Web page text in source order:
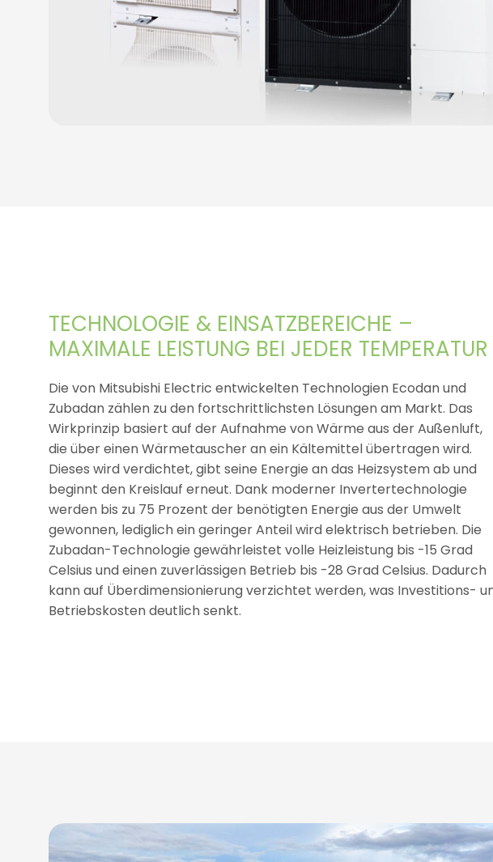
TECHNOLOGIE & EINSATZBEREICHE –
MAXIMALE LEISTUNG BEI JEDER TEMPERATUR
Die von Mitsubishi Electric entwickelten Technologien Ecodan und
Zubadan zählen zu den fortschrittlichsten Lösungen am Markt. Das
Wirkprinzip basiert auf der Aufnahme von Wärme aus der Außenluft,
die über einen Wärmetauscher an ein Kältemittel übertragen wird.
Dieses wird verdichtet, gibt seine Energie an das Heizsystem ab und
beginnt den Kreislauf erneut. Dank moderner Invertertechnologie
werden bis zu 75 Prozent der benötigten Energie aus der Umwelt
gewonnen, lediglich ein geringer Anteil wird elektrisch betrieben. Die
Zubadan-Technologie gewährleistet volle Heizleistung bis -15 Grad
Celsius und einen zuverlässigen Betrieb bis -28 Grad Celsius. Dadurch
kann auf Überdimensionierung verzichtet werden, was Investitions-
Betriebskosten deutlich senkt.